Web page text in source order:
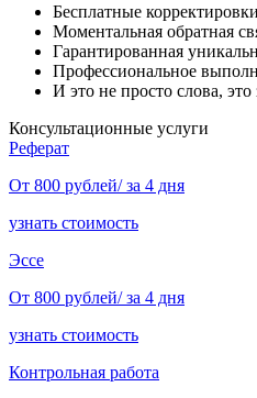
Бесплатные корректировки
Моментальная обратная
Гарантированная
Профессиональное
И это не просто слова,
Консультационные услуги
Реферат
От 800 рублей/ за 4 дня
узнать стоимость
Эссе
От 800 рублей/ за 4 дня
узнать стоимость
Контрольная работа